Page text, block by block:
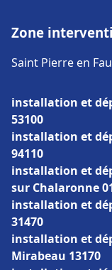
Zone
Saint Pierre en
installation et
53100
installation et
94110
installation et
sur Chalaronne
installation et
31470
installation et
Mirabeau 13170